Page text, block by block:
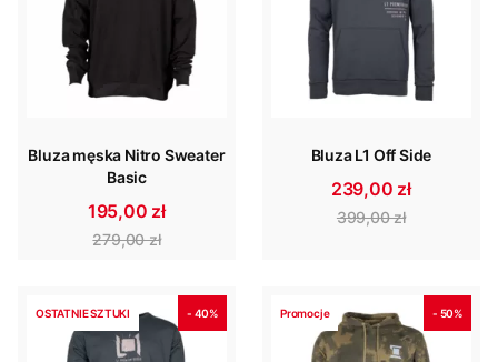
Bluza męska Nitro Sweater
Basic
195,00 zł
279,00 zł
Bluza L1 Off Side
239,00 zł
399,00 zł
OSTATNIE SZTUKI - 40% Promocje - 50%